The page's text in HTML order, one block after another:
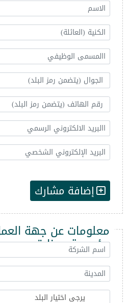
إضافة مشارك
معلومات عن جهة
مؤسسة - وزارة -